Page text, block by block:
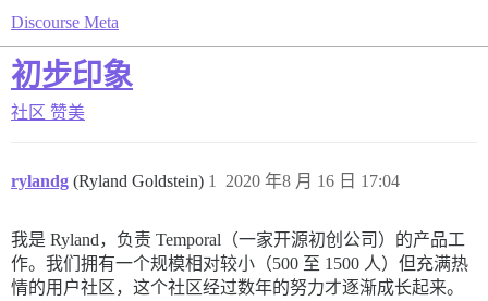
Discourse Meta
初步印象
社区 赞美
rylandg (Ryland Goldstein) 2020 年8 月 16 日 17:04
1
我是 Ryland，负责 Temporal（一家开源初创公司）的产品工
作。我们拥有一个规模相对较小（500 至 1500 人）但充满热
情的用户社区，这个社区经过数年的努力才逐渐成长起来。